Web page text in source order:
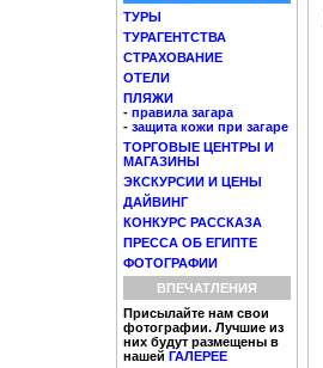
ТУРЫ
ТУРАГЕНТСТВА
СТРАХОВАНИЕ
ОТЕЛИ
ПЛЯЖИ
- правила загара
- защита кожи при загаре
ТОРГОВЫЕ ЦЕНТРЫ И
МАГАЗИНЫ
ЭКСКУРСИИ И ЦЕНЫ
ДАЙВИНГ
КОНКУРС РАССКАЗА
ПРЕССА ОБ ЕГИПТЕ
ФОТОГРАФИИ
ВПЕЧАТЛЕНИЯ
Присылайте нам свои
фотографии. Лучшие из
них будут размещены в
нашей ГАЛЕРЕЕ